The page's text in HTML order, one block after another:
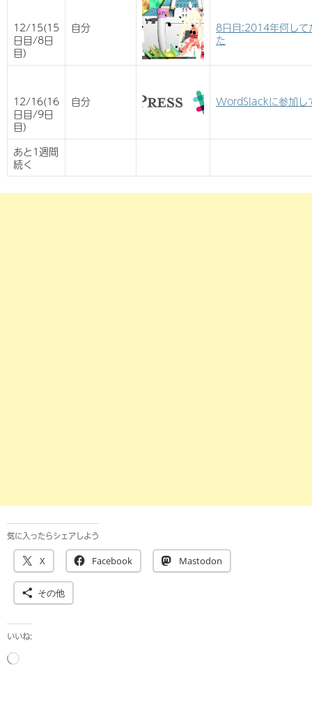
12/15(15
日目/8日
目)
自分
8日目:2014年何し
た
12/16(16
日目/9日
目)
自分 WordSlackに参加し
あと1週間
続く
気に入ったらシェアしよう
X Facebook Mastodon
その他
いいね:
読